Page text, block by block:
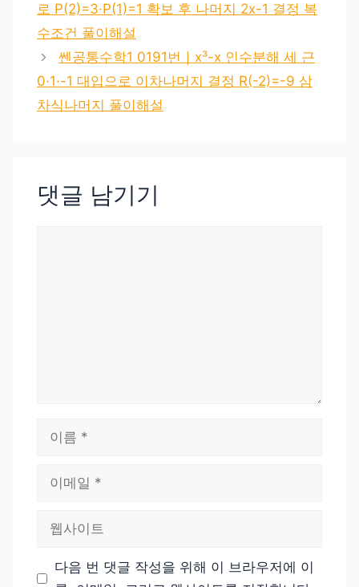
로 P(2)=3·P(1)=1 확보 후 나머지 2x-1 결정 복
수조건 풀이해설
쎈공통수학1 0191번｜x³-x 인수분해 세 근
0·1·-1 대입으로 이차나머지 결정 R(-2)=-9 삼
차식나머지 풀이해설
댓글 남기기
다음 번 댓글 작성을 위해 이 브라우저에 이